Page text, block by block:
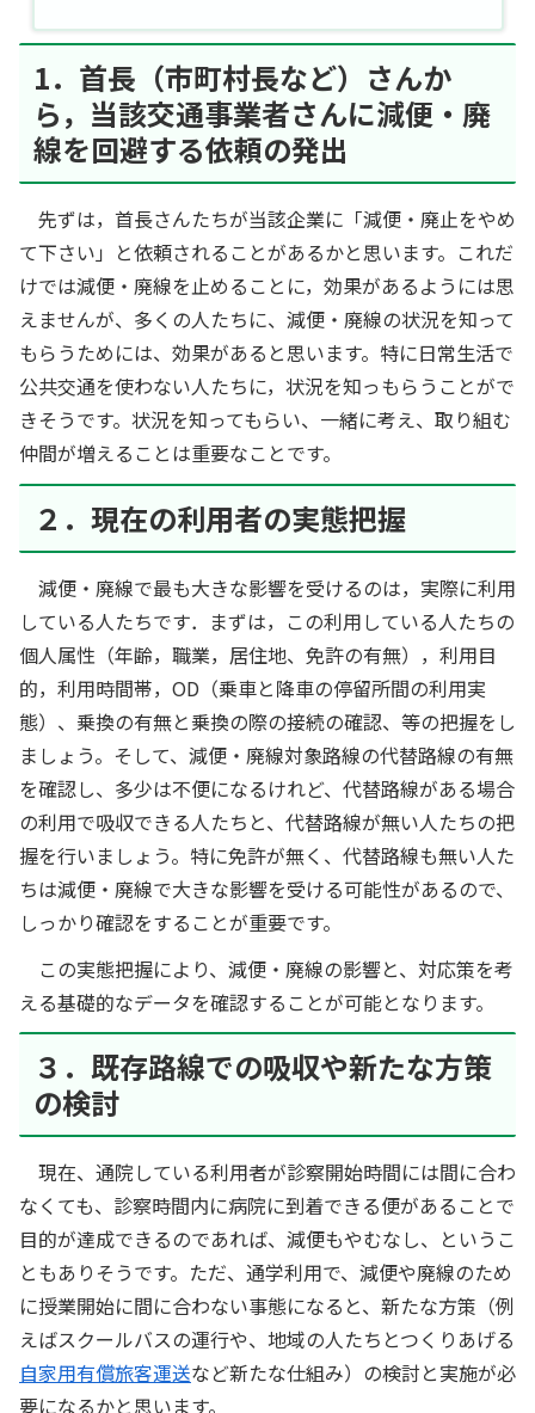
1．首長（市町村長など）さんか
ら，当該交通事業者さんに減便・廃
線を回避する依頼の発出
先ずは，首長さんたちが当該企業に「減便・廃止をやめ
て下さい」と依頼されることがあるかと思います。これだ
けでは減便・廃線を止めることに，効果があるようには思
えませんが、多くの人たちに、減便・廃線の状況を知って
もらうためには、効果があると思います。特に日常生活で
公共交通を使わない人たちに，状況を知っもらうことがで
きそうです。状況を知ってもらい、一緒に考え、取り組む
仲間が増えることは重要なことです。
２．現在の利用者の実態把握
減便・廃線で最も大きな影響を受けるのは，実際に利用
している人たちです．まずは，この利用している人たちの
個人属性（年齢，職業，居住地、免許の有無），利用目
的，利用時間帯，OD（乗車と降車の停留所間の利用実
態）、乗換の有無と乗換の際の接続の確認、等の把握をし
ましょう。そして、減便・廃線対象路線の代替路線の有無
を確認し、多少は不便になるけれど、代替路線がある場合
の利用で吸収できる人たちと、代替路線が無い人たちの把
握を行いましょう。特に免許が無く、代替路線も無い人た
ちは減便・廃線で大きな影響を受ける可能性があるので、
しっかり確認をすることが重要です。
この実態把握により、減便・廃線の影響と、対応策を考
える基礎的なデータを確認することが可能となります。
３．既存路線での吸収や新たな方策
の検討
現在、通院している利用者が診察開始時間には間に合わ
なくても、診察時間内に病院に到着できる便があることで
目的が達成できるのであれば、減便もやむなし、というこ
ともありそうです。ただ、通学利用で、減便や廃線のため
に授業開始に間に合わない事態になると、新たな方策（例
えばスクールバスの運行や、地域の人たちとつくりあげる
自家用有償旅客運送など新たな仕組み）の検討と実施が必
要になるかと思います。